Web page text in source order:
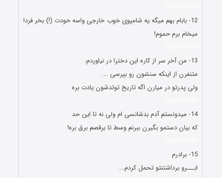
12- بابام بهم میگه یه شامپوی خوب خارجی واسه خودت (!) بخر فردا
میخام برم حموم!
13- ﻣﻦ ﺁﺧﺮ ﺳﺮ ﺍﺯ ﮐﺎﺭﻩ ﺍﯾﻦ ﺩﺧﺘﺮﺍ ﺩﺭ ﻧﯿاﻮﺭﺩﻡ:
ﻣﺘﻨﻔﺮﻥ ﺍﺯ ﺍﯾﻨﮑﻪ ﺳﻨﺸﻮﻥ ﺭﻭ ﺑﭙﺮﺳﯽ ….
ﻭﻟﯽ ﭘﺪﺭﺗﻮ ﺩﺭ ﻣﯿﺎﺭﻥ ﺍﮔﻪ ﺗﺎﺭﯾﺦ ﺗﻮﻟﺪﺷﻮﻥ ﯾﺎﺩﺕ ﺑﺮﻩ
14- میدونستم آدم بدشانسی ام ولی نه تا این حد
که بیان دستمو بگیرن ببرنم وسط تا برقصم برق بره!
15- برادرم
ابـــرو برداشتنتو تحمل کردم….